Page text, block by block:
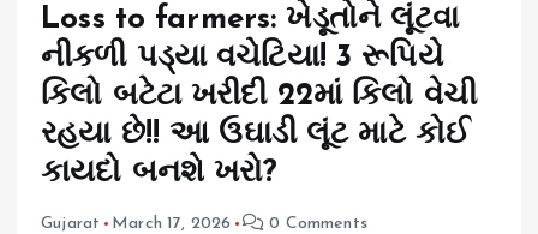
Loss to farmers: ખેડૂતોને લૂંટવા
નીકળી પડ્યા વચેટિયા! 3 રૂપિયે
કિલો બટેટા ખરીદી ₹22માં કિલો વેચી
રહયા છે!! આ ઉઘાડી લૂંટ માટે કોઈ
કાયદો બનશે ખરો?
Gujarat March 17, 2026 0 Comments